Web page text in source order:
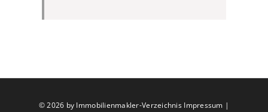
©2026 by Immobilienmakler-Verzeichnis Impressum |